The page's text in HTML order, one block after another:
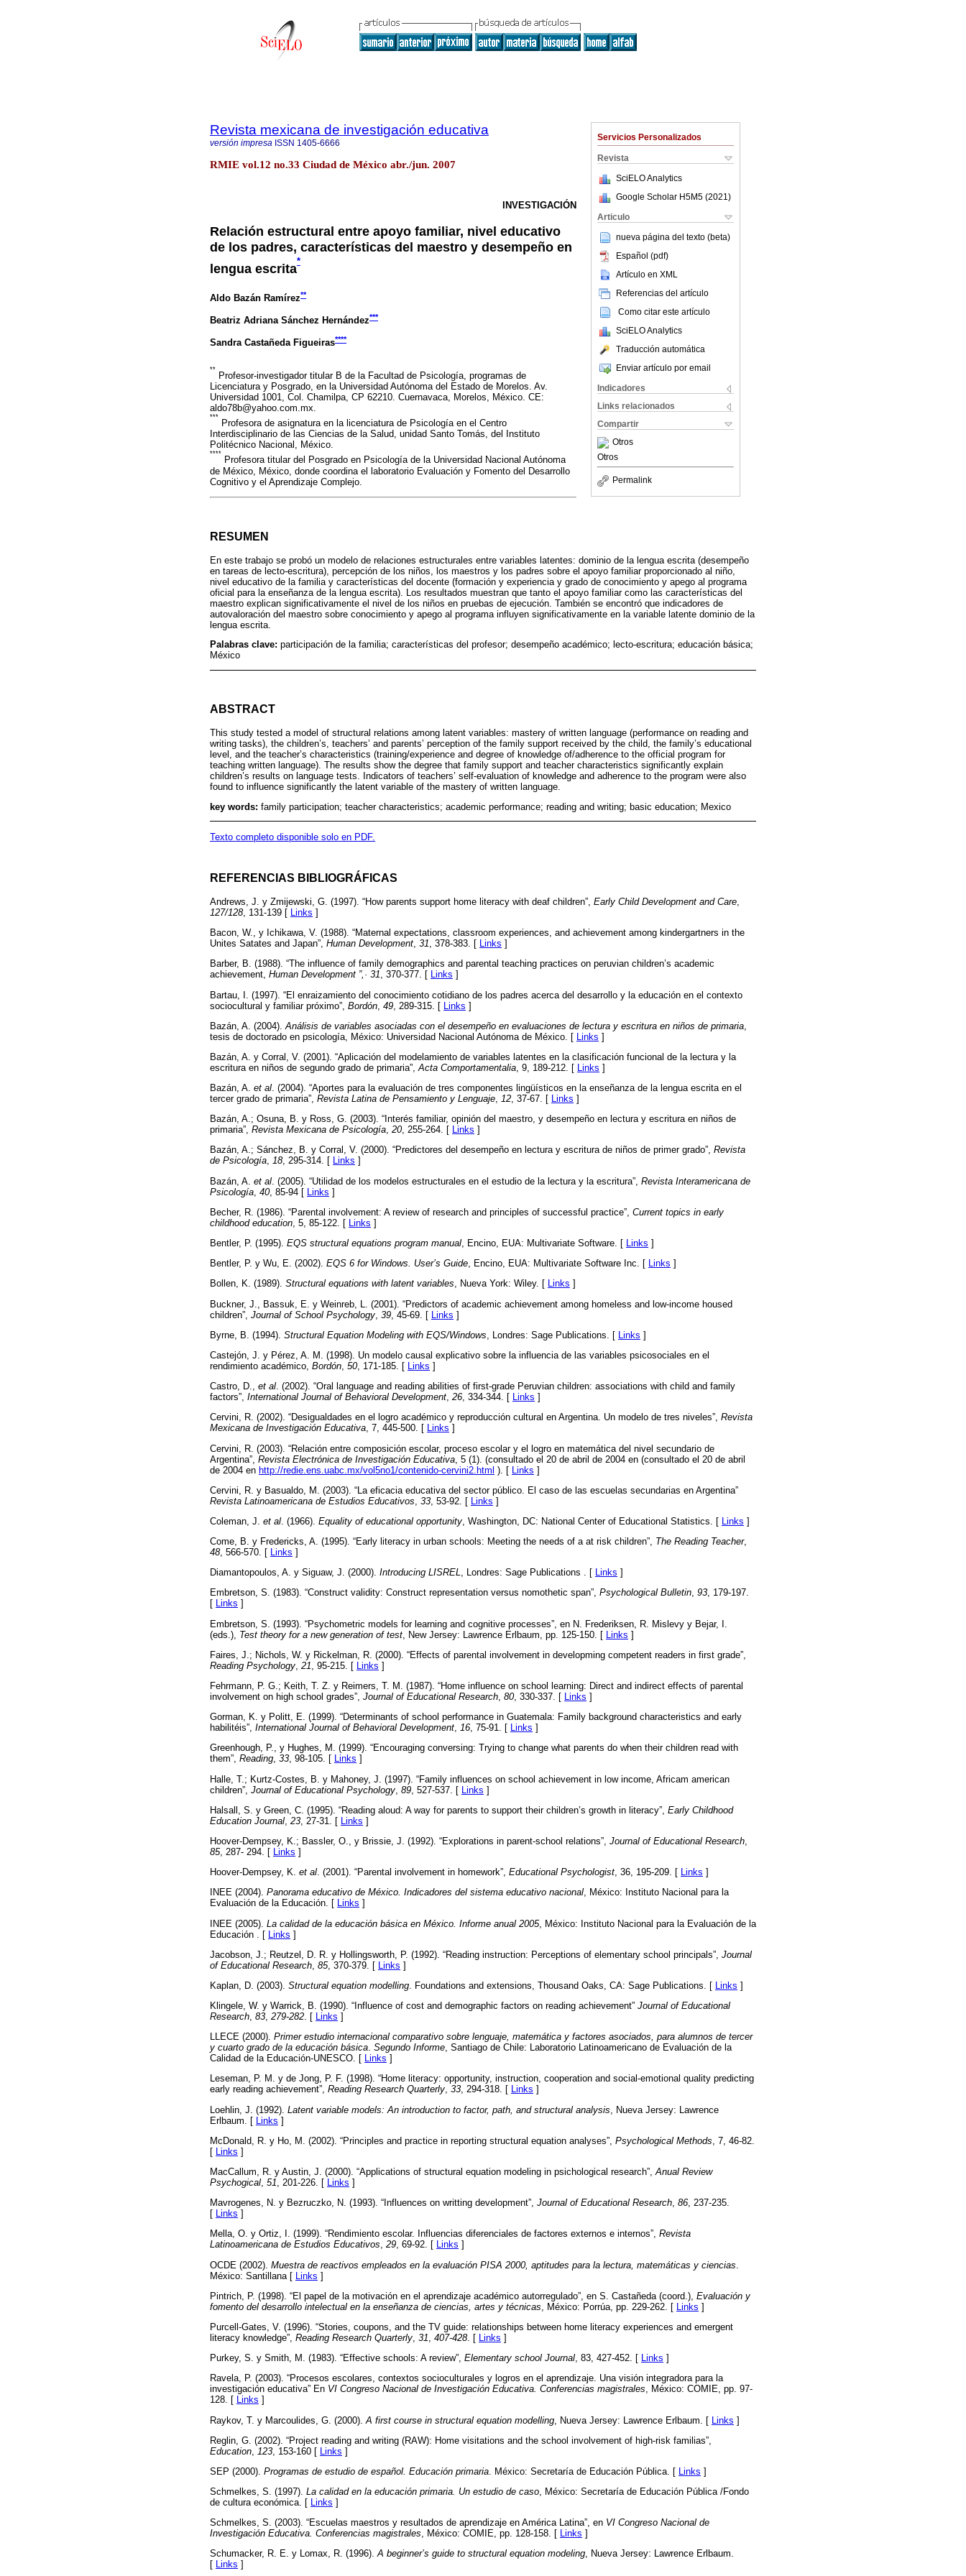
Servicios Personalizados
Revista
SciELO Analytics
Google Scholar H5M5 (2021 )
Articulo
nueva página del texto (beta)
Español (pdf)
Artículo en XML
Referencias del artículo
Como citar este artículo
SciELO Analytics
Traducción automática
Enviar artículo por email
Indicadores
Links relacionados
Compartir
Otros
Otros
Permalink
Revista mexicana de investigación educativa
versión impresa ISSN 1405-6666
RMIE vol.12 no.33 Ciudad de México abr./jun. 2007
INVESTIGACIÓN
Relación estructural entre apoyo familiar, nivel educativo
de los padres, características del maestro y desempeño en
lengua escrita
*
Aldo Bazán Ramírez**
Beatriz Adriana Sánchez Hernández***
Sandra Castañeda Figueiras****
**
Profesor-investigador titular B de la Facultad de Psicología, programas de
Licenciatura y Posgrado, en la Universidad Autónoma del Estado de Morelos. Av.
Universidad 1001, Col. Chamilpa, CP 62210. Cuernavaca, Morelos, México. CE:
aldo78b@yahoo.com.mx.
***
Profesora de asignatura en la licenciatura de Psicología en el Centro
Interdisciplinario de las Ciencias de la Salud, unidad Santo Tomás, del Instituto
Politécnico Nacional, México.
****
Profesora titular del Posgrado en Psicología de la Universidad Nacional Autónoma
de México, México, donde coordina el laboratorio Evaluación y Fomento del Desarrollo
Cognitivo y el Aprendizaje Complejo.
RESUMEN
En este trabajo se probó un modelo de relaciones estructurales entre variables latentes: dominio de la lengua escrita (desempeño
en tareas de lecto-escritura), percepción de los niños, los maestros y los padres sobre el apoyo familiar proporcionado al niño,
nivel educativo de la familia y características del docente (formación y experiencia y grado de conocimiento y apego al programa
oficial para la enseñanza de la lengua escrita). Los resultados muestran que tanto el apoyo familiar como las características del
maestro explican significativamente el nivel de los niños en pruebas de ejecución. También se encontró que indicadores de
autovaloración del maestro sobre conocimiento y apego al programa influyen significativamente en la variable latente dominio de la
lengua escrita.
Palabras clave: participación de la familia; características del profesor; desempeño académico; lecto-escritura; educación básica;
México
ABSTRACT
This study tested a model of structural relations among latent variables: mastery of written language (performance on reading and
writing tasks), the children’s, teachers’ and parents’ perception of the family support received by the child, the family’s educational
level, and the teacher’s characteristics (training/experience and degree of knowledge of/adherence to the official program for
teaching written language). The results show the degree that family support and teacher characteristics significantly explain
children’s results on language tests. Indicators of teachers’ self-evaluation of knowledge and adherence to the program were also
found to influence significantly the latent variable of the mastery of written language.
key words: family participation; teacher characteristics; academic performance; reading and writing; basic education; Mexico
Texto completo disponible solo en PDF.
REFERENCIAS BIBLIOGRÁFICAS
Andrews, J. y Zmijewski, G. (1997). “How parents support home literacy with deaf children”, Early Child Development and Care
127/128, 131-139 [ Links ]
Bacon, W., y Ichikawa, V. (1988). “Maternal expectations, classroom experiences, and achievement among kindergartners in the
Unites Satates and Japan”, Human Development, 31, 378-383. [ Links ]
Barber, B. (1988). “The influence of family demographics and parental teaching practices on peruvian children’s academic
achievement, Human Development ”,· 31, 370-377. [ Links ]
Bartau, I. (1997). “El enraizamiento del conocimiento cotidiano de los padres acerca del desarrollo y la educación en el contexto
sociocultural y familiar próximo”, Bordón 49 , 289-315. [ Links ]
Bazán, A. (2004). Análisis de variables asociadas con el desempeño en evaluaciones de lectura y escritura en niños de primaria
tesis de doctorado en psicología, México: Universidad Nacional Autónoma de México. [ Links ]
Bazán, A. y Corral, V. (2001). “Aplicación del modelamiento de variables latentes en la clasificación funcional de la lectura y la
escritura en niños de segundo grado de primaria”, Acta Comportamentalia , 9, 189-212. [ Links ]
Bazán, A. et al. (2004). “Aportes para la evaluación de tres componentes lingüísticos en la enseñanza de la lengua escrita en el
tercer grado de primaria”, Revista Latina de Pensamiento y Lenguaje, 12, 37-67. [ Links ]
Bazán, A.; Osuna, B. y Ross, G. (2003). “Interés familiar, opinión del maestro, y desempeño en lectura y escritura en niños de
primaria”, Revista Mexicana de Psicología, 20, 255-264. [ Links ]
Bazán, A.; Sánchez, B. y Corral, V. (2000). “Predictores del desempeño en lectura y escritura de niños de primer grado”, Revista
de Psicología, 18, 295-314. [ Links ]
Bazán, A. et al . (2005). “Utilidad de los modelos estructurales en el estudio de la lectura y la escritura”, Revista Interamericana de
Psicología 40, 85-94 [ Links ]
Becher, R. (1986). “Parental involvement: A review of research and principles of successful practice”, Current topics in early
childhood education , 5, 85-122. [ Links ]
Bentler, P. (1995). EQS structural equations program manual, Encino, EUA: Multivariate Software. [ Links ]
Bentler, P. y Wu, E. (2002). EQS 6 for Windows. User’s Guide, Encino, EUA: Multivariate Software Inc. [ Links ]
Bollen, K. (1989). Structural equations with latent variables, Nueva York: Wiley. [ Links ]
Buckner, J., Bassuk, E. y Weinreb, L. (2001). “Predictors of academic achievement among homeless and low-income housed
children”, Journal of School Psychology 39 , 45-69. [ Links ]
Byrne, B. (1994). Structural Equation Modeling with EQS/Windows , Londres: Sage Publications. [ Links ]
Castejón, J. y Pérez, A. M. (1998). Un modelo causal explicativo sobre la influencia de las variables psicosociales en el
rendimiento académico, Bordón 50, 171-185. [ Links ]
Castro, D., et al. (2002). “Oral language and reading abilities of first-grade Peruvian children: associations with child and family
factors”, International Journal of Behavioral Development, 26, 334-344. [ Links ]
Cervini, R. (2002). “Desigualdades en el logro académico y reproducción cultural en Argentina. Un modelo de tres niveles”, Revista
Mexicana de Investigación Educativa, 7, 445-500. [ Links ]
Cervini, R. (2003). “Relación entre composición escolar, proceso escolar y el logro en matemática del nivel secundario de
Argentina”, Revista Electrónica de Investigación Educativa , 5 (1). (consultado el 20 de abril de 2004 en (consultado el 20 de abril
de 2004 en http://redie.ens.uabc.mx/vol5no1/contenido-cervini2.html ). [ Links ]
Cervini, R. y Basualdo, M. (2003). “La eficacia educativa del sector público. El caso de las escuelas secundarias en Argentina”
Revista Latinoamericana de Estudios Educativos 33 , 53-92. [ Links ]
Coleman, J. et al . (1966). Equality of educational opportunity , Washington, DC: National Center of Educational Statistics. [ Links ]
Come, B. y Fredericks, A. (1995). “Early literacy in urban schools: Meeting the needs of a at risk children”, The Reading Teacher,
48, 566-570. [ Links ]
Diamantopoulos, A. y Siguaw, J. (2000). Introducing LISREL, Londres: Sage Publications . [ Links ]
Embretson, S. (1983). “Construct validity: Construct representation versus nomothetic span”, Psychological Bulletin, 93, 179-197.
[ Links ]
Embretson, S. (1993). “Psychometric models for learning and cognitive processes”, en N. Frederiksen, R. Mislevy y Bejar, I.
(eds.), Test theory for a new generation of test , New Jersey: Lawrence Erlbaum, pp. 125-150. [ Links ]
Faires, J.; Nichols, W. y Rickelman, R. (2000). “Effects of parental involvement in developming competent readers in first grade”,
Reading Psychology 21 , 95-215. [ Links ]
Fehrmann, P. G.; Keith, T. Z. y Reimers, T. M. (1987). “Home influence on school learning: Direct and indirect effects of parental
involvement on high school grades”, Journal of Educational Research, 80, 330-337. [ Links ]
Gorman, K. y Politt, E. (1999). “Determinants of school performance in Guatemala: Family background characteristics and early
habilitéis”, International Journal of Behavioral Development, 16, 75-91. [ Links ]
Greenhough, P., y Hughes, M. (1999). “Encouraging conversing: Trying to change what parents do when their children read with
them”, Reading, 33, 98-105. [ Links ]
Halle, T.; Kurtz-Costes, B. y Mahoney, J. (1997). “Family influences on school achievement in low income, Africam american
children”, Journal of Educational Psychology 89 , 527-537. [ Links ]
Halsall, S. y Green, C. (1995). “Reading aloud: A way for parents to support their children’s growth in literacy”, Early Childhood
Education Journal 23 , 27-31. [ Links ]
Hoover-Dempsey, K.; Bassler, O., y Brissie, J. (1992). “Explorations in parent-school relations”, Journal of Educational Research
85, 287- 294. [ Links ]
Hoover-Dempsey, K. et al. (2001). “Parental involvement in homework”, Educational Psychologist, 36, 195-209. [ Links ]
INEE (2004). Panorama educativo de México. Indicadores del sistema educativo nacional, México: Instituto Nacional para la
Evaluación de la Educación. [ Links ]
INEE (2005). La calidad de la educación básica en México. Informe anual 2005, México: Instituto Nacional para la Evaluación de la
Educación . [ Links ]
Jacobson, J.; Reutzel, D. R. y Hollingsworth, P. (1992). “Reading instruction: Perceptions of elementary school principals”, Journal
of Educational Research 85, 370-379. [ Links ]
Kaplan, D. (2003). Structural equation modelling . Foundations and extensions, Thousand Oaks, CA: Sage Publications. [ Links ]
Klingele, W. y Warrick, B. (1990). “Influence of cost and demographic factors on reading achievement” Journal of Educational
Research, 83, 279-282. [ Links ]
LLECE (2000). Primer estudio internacional comparativo sobre lenguaje, matemática y factores asociados, para alumnos de tercer
y cuarto grado de la educación básica. Segundo Informe, Santiago de Chile: Laboratorio Latinoamericano de Evaluación de la
Calidad de la Educación-UNESCO. [ Links ]
Leseman, P. M. y de Jong, P. F. (1998). “Home literacy: opportunity, instruction, cooperation and social-emotional quality predicting
early reading achievement”, Reading Research Quarterly, 33, 294-318. [ Links ]
Loehlin, J. (1992). Latent variable models: An introduction to factor, path, and structural analysis , Nueva Jersey: Lawrence
Erlbaum. [ Links ]
McDonald, R. y Ho, M. (2002). “Principles and practice in reporting structural equation analyses”, Psychological Methods , 7, 46-82.
[
Links ]
MacCallum, R. y Austin, J. (2000). “Applications of structural equation modeling in psichological research”,Anual Review
Psychogical, 51, 201-226. [ Links ]
Mavrogenes, N. y Bezruczko, N. (1993). “Influences on writting development”, Journal of Educational Research, 86, 237-235.
[ Links ]
Mella, O. y Ortiz, I. (1999). “Rendimiento escolar. Influencias diferenciales de factores externos e internos”, Revista
Latinoamericana de Estudios Educativos, 29, 69-92. [ Links ]
OCDE (2002). Muestra de reactivos empleados en la evaluación PISA 2000, aptitudes para la lectura, matemáticas y ciencias
México: Santillana [ Links ]
Pintrich, P. (1998). “El papel de la motivación en el aprendizaje académico autorregulado”, en S. Castañeda (coord.), Evaluación y
fomento del desarrollo intelectual en la enseñanza de ciencias, artes y técnicas , México: Porrúa, pp. 229-262. [ Links ]
Purcell-Gates, V. (1996). “Stories, coupons, and the TV guide: relationships between home literacy experiences and emergent
literacy knowledge”, Reading Research Quarterly 31 407-428. [ Links ]
Purkey, S. y Smith, M. (1983). “Effective schools: A review”, Elementary school Journal, 83, 427-452. [ Links ]
Ravela, P. (2003). “Procesos escolares, contextos socioculturales y logros en el aprendizaje. Una visión integradora para la
investigación educativa” En VI Congreso Nacional de Investigación Educativa. Conferencias magistrales, México: COMIE, pp. 97-
128. [ Links ]
Raykov, T. y Marcoulides, G. (2000). A first course in structural equation modelling , Nueva Jersey: Lawrence Erlbaum. [ Links ]
Reglin, G. (2002). “Project reading and writing (RAW): Home visitations and the school involvement of high-risk familias”,
Education
123 , 153-160 [ Links ]
SEP (2000). Programas de estudio de español. Educación primaria . México: Secretaría de Educación Pública. [ Links ]
Schmelkes, S. (1997). La calidad en la educación primaria. Un estudio de caso, México: Secretaría de Educación Pública /Fondo
de cultura económica. [ Links ]
Schmelkes, S. (2003). “Escuelas maestros y resultados de aprendizaje en América Latina”, en VI Congreso Nacional de
Investigación Educativa. Conferencias magistrales, México: COMIE, pp. 128-158. [ Links ]
Schumacker, R. E. y Lomax, R. (1996).A beginner’s guide to structural equation modeling, Nueva Jersey: Lawrence Erlbaum.
[ Links ]